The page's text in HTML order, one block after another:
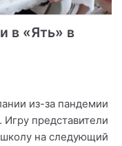
в «Ять» в
из-за пандемии
Игру представители
на следующий